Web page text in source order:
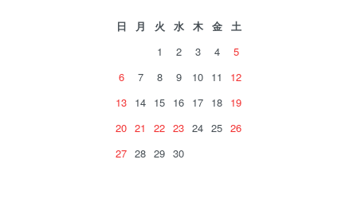
日 月 火 水 木 金
土
1
2 3 4
5
6
7 8 9 10 11
12
13 14 15 16 17 18 19
20 21 22 23 24 25 26
27 28 29 30